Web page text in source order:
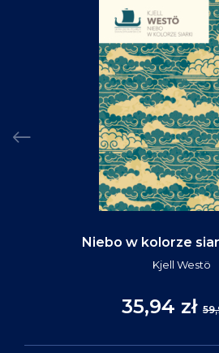
Niebo w kolorze
Kjell Westö
35,94 zł